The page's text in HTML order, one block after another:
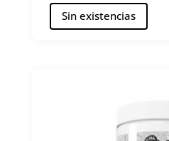
Sin existencias